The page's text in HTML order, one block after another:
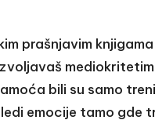
prašnjavim
bili su samo
emocije tamo gde